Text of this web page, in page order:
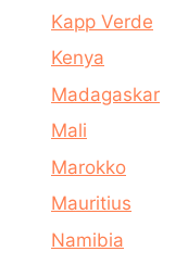
Kapp Verde
Kenya
Madagaskar
Mali
Marokko
Mauritius
Namibia